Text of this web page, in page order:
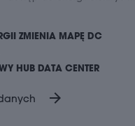
ZMIENIA MAPĘ DC
HUB DATA CENTER
arrow_forward